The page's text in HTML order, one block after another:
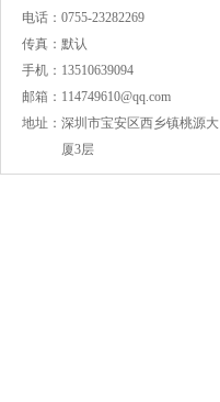
电话： 0755-23282269
传真： 默认
手机： 13510639094
邮箱： 114749610@qq.com
地址： 深圳市宝安区西乡镇桃源大
厦3层